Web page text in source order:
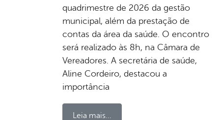
quadrimestre de 2026 da gestão
municipal, além da prestação de
contas da área da saúde. O encontro
será realizado às 8h, na Câmara de
Vereadores. A secretária de saúde,
Aline Cordeiro, destacou a
importância
Leia mais...